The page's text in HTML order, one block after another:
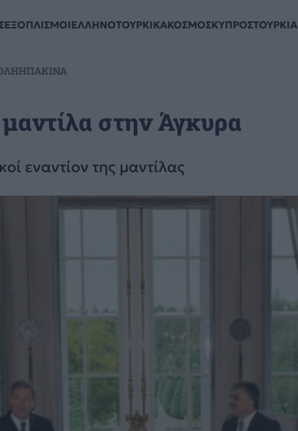
ΕΞΟΠΛΙΣΜΟΙΕΛΛΗΝΟΤΟΥΡΚΙΚΑΚΟΣΜΟΣΚΥΠΡΟΣΤΟΥΡΚΙΑ
ΗΠΑΚΙΝΑ
στην Άγκυρα
εναντίον της μαντίλας